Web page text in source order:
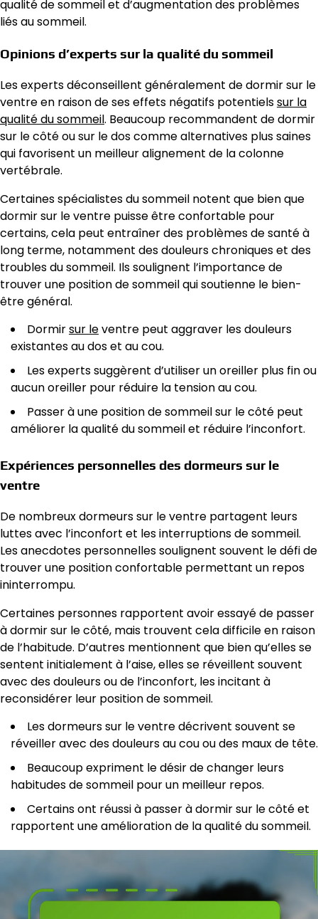
qualité de sommeil et d’augmentation des problèmes
liés au sommeil.
Opinions d’experts sur la qualité du sommeil
Les experts déconseillent généralement de dormir sur le
ventre en raison de ses effets négatifs potentielssur la
qualité du sommeil. Beaucoup recommandent de dormir
sur le côté ou sur le dos comme alternatives plus saines
qui favorisent un meilleur alignement de la colonne
vertébrale.
Certaines spécialistes du sommeil notent que bien que
dormir sur le ventre puisse être confortable pour
certains, cela peut entraîner des problèmes de santé à
long terme, notamment des douleurs chroniques et des
troubles du sommeil. Ils soulignent l’importance de
trouver une position de sommeil qui soutienne le bien-
être général.
Dormirsur leventre peut aggraver les douleurs
existantes au dos et au cou.
Les experts suggèrent d’utiliser un oreiller plus fin ou
aucun oreiller pour réduire la tension au cou.
Passer à une position de sommeil sur le côté peut
améliorer la qualité du sommeil et réduire l’inconfort.
Expériences personnelles des dormeurs sur le
ventre
De nombreux dormeurs sur le ventre partagent leurs
luttes avec l’inconfort et les interruptions de sommeil.
Les anecdotes personnelles soulignent souvent le défi de
trouver une position confortable permettant un repos
ininterrompu.
Certaines personnes rapportent avoir essayé de passer
à dormir sur le côté, mais trouvent cela difficile en raison
de l’habitude. D’autres mentionnent que bien qu’elles se
sentent initialement à l’aise, elles se réveillent souvent
avec des douleurs ou de l’inconfort, les incitant à
reconsidérer leur position de sommeil.
Les dormeurs sur le ventre décrivent souvent se
réveiller avec des douleurs au cou ou des maux de tête.
Beaucoup expriment le désir de changer leurs
habitudes de sommeil pour un meilleur repos.
Certains ont réussi à passer à dormir sur le côté et
rapportent une amélioration de la qualité du sommeil.